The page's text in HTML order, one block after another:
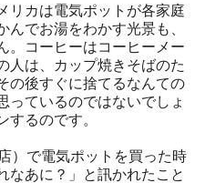
リカは電気ポットが各家庭
でお湯をわかす光景も、
。コーヒーはコーヒーメー
人は、カップ焼きそばのた
の後すぐに捨てるなんての
っているのではないでしょ
するのです。
）で電気ポットを買った時
なあに？」と訊かれたこと